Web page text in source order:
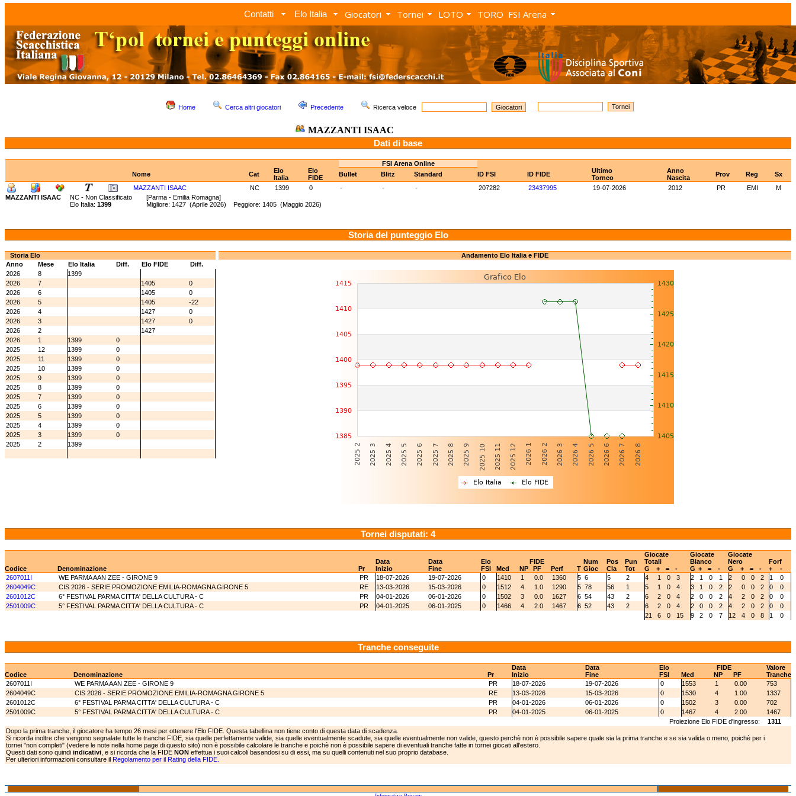
Contatti Elo Italia Giocatori Tornei LOTO TORO FSI Arena
Home Cerca altri giocatori Precedente Ricerca veloce
MAZZANTI ISAAC
Dati di base
FSI Arena Online
Nome
Cat
Elo
Italia
Elo
FIDE
Bullet Blitz Standard ID FSI ID FIDE
Ultimo
Torneo
Anno
Nascita
Prov Reg
Sx
MAZZANTI ISAAC
NC 1399 0 - - - 207282 23437995 19-07-2026 2012 PR EMI
M
MAZZANTI ISAAC
NC - Non Classificato [Parma - Emilia Romagna]
Elo Italia: 1399 Migliore: 1427 (Aprile 2026) Peggiore: 1405 (Maggio 2026)
Storia del punteggio Elo
Storia Elo
Anno
Mese Elo Italia Diff. Elo FIDE
Diff.
2026
8
1399
2026
7 1405
0
2026
6 1405
0
2026
5 1405
-22
2026
4 1427
0
2026
3 1427
0
2026
2
1427
2026
1 1399
0
2025
12 1399
0
2025
11 1399
0
2025
10 1399
0
2025
9 1399
0
2025
8 1399
0
2025
7 1399
0
2025
6 1399
0
2025
5 1399
0
2025
4 1399
0
2025
3 1399
0
2025
2 1399
Andamento Elo Italia e FIDE
Tornei disputati: 4
Data Data Elo FIDE Num Pos Pun
Giocate
Totali
Giocate
Bianco
Giocate
Nero
Forf
Codice
Denominazione Pr Inizio Fine FSI Med NP PF Perf T Gioc Cla Tot G + = - G + = - G + = - +
-
2607011I
WE PARMA AAN ZEE - GIRONE 9 PR 18-07-2026 19-07-2026 0 1410 1 0.0 1360 5 6 5 2 4 1 0 3 2 1 0 1 2 0 0 2 1
0
2604049C
CIS 2026 - SERIE PROMOZIONE EMILIA-ROMAGNA GIRONE 5 RE 13-03-2026 15-03-2026 0 1512 4 1.0 1290 5 78 56 1 5 1 0 4 3 1 0 2 2 0 0 2 0
0
2601012C
6° FESTIVAL PARMA CITTA' DELLA CULTURA - C PR 04-01-2026 06-01-2026 0 1502 3 0.0 1627 6 54 43 2 6 2 0 4 2 0 0 2 4 2 0 2 0
0
2501009C
5° FESTIVAL PARMA CITTA' DELLA CULTURA - C PR 04-01-2025 06-01-2025 0 1466 4 2.0 1467 6 52 43 2 6 2 0 4 2 0 0 2 4 2 0 2 0
0
21
6 0 15 9 2 0 7 12 4 0 8 1 0
Tranche conseguite
Data Data Elo FIDE
Valore
Codice
Denominazione Pr Inizio Fine FSI Med NP PF
Tranche
2607011I
WE PARMA AAN ZEE - GIRONE 9 PR 18-07-2026 19-07-2026 0 1553 1 0.00
753
2604049C
CIS 2026 - SERIE PROMOZIONE EMILIA-ROMAGNA GIRONE 5 RE 13-03-2026 15-03-2026 0 1530 4 1.00
1337
2601012C
6° FESTIVAL PARMA CITTA' DELLA CULTURA - C PR 04-01-2026 06-01-2026 0 1502 3 0.00
702
2501009C
5° FESTIVAL PARMA CITTA' DELLA CULTURA - C PR 04-01-2025 06-01-2025 0 1467 4 2.00
1467
Proiezione Elo FIDE d'ingresso:
1311
Dopo la prima tranche, il giocatore ha tempo 26 mesi per ottenere l'Elo FIDE. Questa tabellina non tiene conto di questa data di scadenza.
Si ricorda inoltre che vengono segnalate tutte le tranche FIDE, sia quelle perfettamente valide, sia quelle eventualmente scadute, sia quelle eventualmente non valide, questo perchè non è possibile sapere quale sia la prima tranche e se sia valida o meno, poichè per i
tornei "non completi" (vedere le note nella home page di questo sito) non è possibile calcolare le tranche e poichè non è possibile sapere di eventuali tranche fatte in tornei giocati all'estero.
Questi dati sono quindi indicativi , e si ricorda che la FIDE NON effettua i suoi calcoli basandosi su di essi, ma su quelli contenuti nel suo proprio database.
Per ulteriori informazioni consultare il Regolamento per il Rating della FIDE.